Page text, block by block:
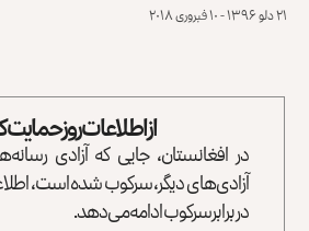
۲۱ دلو ۱۳۹۶ - ۱۰ فبروری ۲۰۱۸
از اطلاعات روز
در افغانستان، جایی که آزادی
آزادی‌های دیگر، سرکوب شده است،
در برابر سرکوب ادامه می‌دهد.